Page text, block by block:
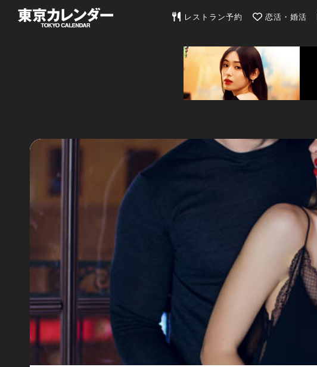
東京カレンダー | 最新のグルメ、洗
レストラン予約 恋活・婚活